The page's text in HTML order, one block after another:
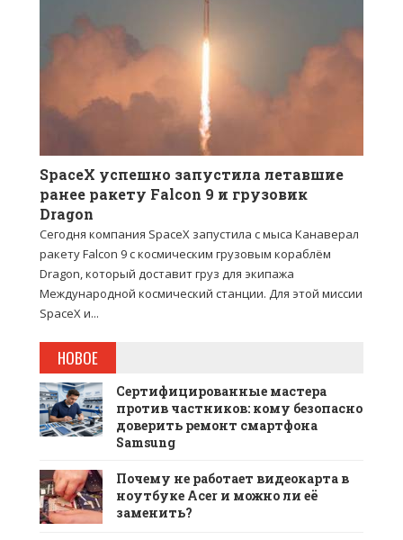
SpaceX успешно запустила летавшие
ранее ракету Falcon 9 и грузовик
Dragon
Сегодня компания SpaceX запустила с мыса Канаверал
ракету Falcon 9 с космическим грузовым кораблём
Dragon, который доставит груз для экипажа
Международной космический станции. Для этой миссии
SpaceX и...
НОВОЕ
Сертифицированные мастера
против частников: кому безопасно
доверить ремонт смартфона
Samsung
Почему не работает видеокарта в
ноутбуке Acer и можно ли её
заменить?